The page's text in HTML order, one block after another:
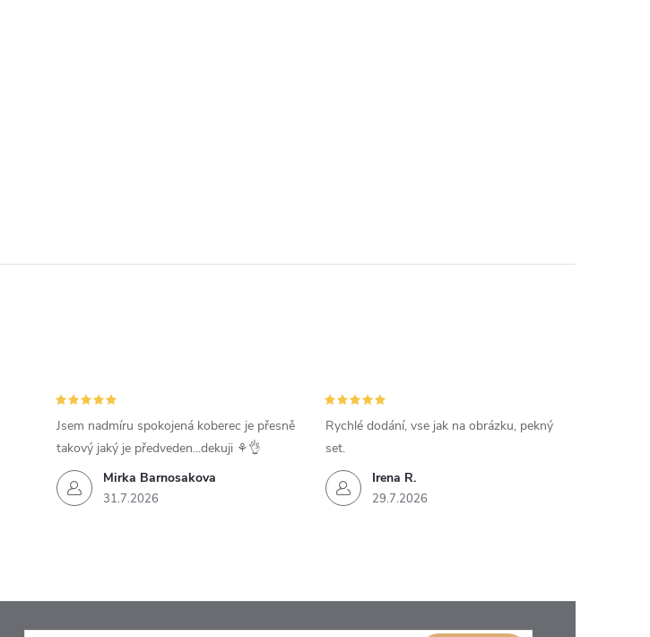
Mirka Barnosakova
31.7.2026
Jsem nadmíru spokojená koberec je přesně
takový jaký je předveden...dekuji ⚘️👌
Irena R.
29.7.2026
Rychlé dodání, vse jak na obrázku, pekný
set.